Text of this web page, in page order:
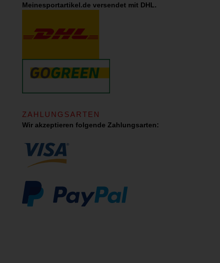
Meinesportartikel.de versendet mit DHL.
ZAHLUNGSARTEN
Wir akzeptieren folgende Zahlungsarten: